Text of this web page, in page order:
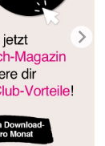
Next